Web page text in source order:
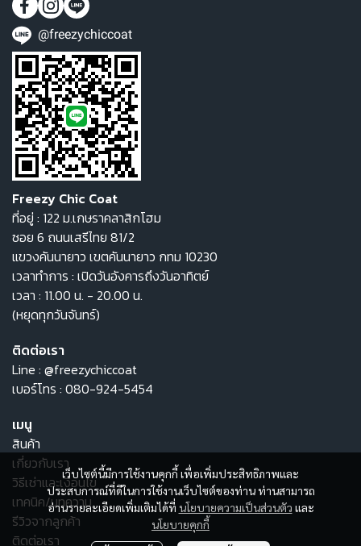
เว็บไซต์นี้มีการใช้งานคุกกี้ เพื่อเพิ่มประสิทธิภาพและ
ประสบการณ์ที่ดีในการใช้งานเว็บไซต์ของท่าน ท่านสามารถ
อ่านรายละเอียดเพิ่มเติมได้ที่ นโยบายความเป็นส่วนตัว และ
นโยบายคุกกี้
@freezychiccoat
Freezy Chic Coat
ที่อยู่ : 122 ม.เกษราคลาสิกโฮม
ซอย 6 ถนนเสรีไทย 81/2
แขวงคันนายาว เขตคันนายาว กทม 10230
เวลาทำการ : เปิดวันอังคารถึงวันอาทิตย์
เวลา : 11.00 น. - 20.00 น.
(หยุดทุกวันจันทร์)
ติดต่อเรา
Line : @freezychiccoat
เบอร์โทร : 080-924-5454
เมนู
สินค้า
เกี่ยวกับเรา
วิธีเช่าและเงื่อนไข
เทคนิค/บทความ
รีวิวจากลูกค้า
ติดต่อเรา